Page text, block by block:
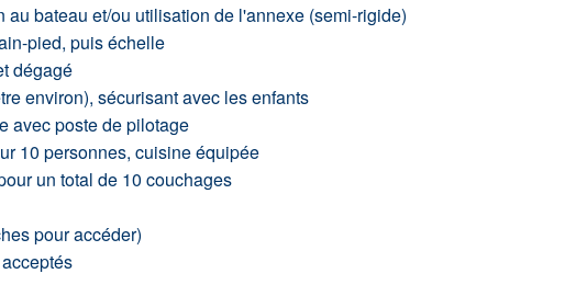
au bateau et/ou utilisation de l'annexe (semi-rigide)
pied, puis échelle
dégagé
environ), sécurisant avec les enfants
avec poste de pilotage
10 personnes, cuisine équipée
un total de 10 couchages
pour accéder)